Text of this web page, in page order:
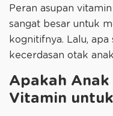
Peran asupan
sangat besar untuk
kognitifnya. Lalu,
kecerdasan otak
Apakah
Vitamin